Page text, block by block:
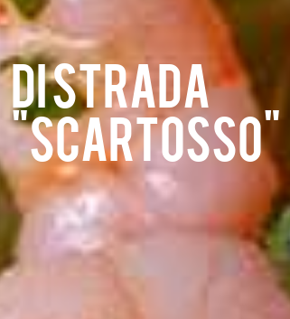
strada
"Scartosso"